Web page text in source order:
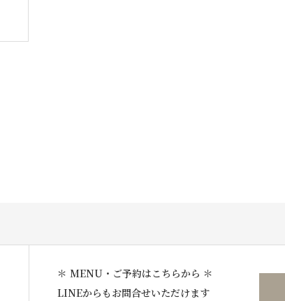
＊ MENU・ご予約はこちらから ＊
LINEからもお問合せいただけます